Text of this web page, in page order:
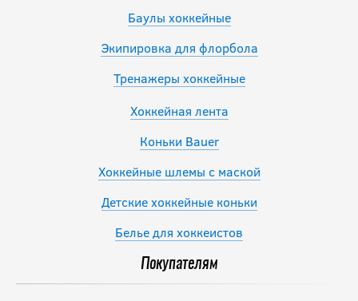
Баулы хоккейные
Экипировка для флорбола
Тренажеры хоккейные
Хоккейная лента
Коньки Bauer
Хоккейные шлемы с маской
Детские хоккейные коньки
Белье для хоккеистов
Покупателям